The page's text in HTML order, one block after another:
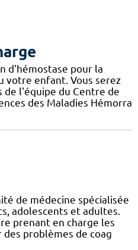
d'hémostase pour la
votre enfant. Vous serez
de l'équipe du Centre de
des Maladies Hémorra
de médecine spécialisée
adolescents et adultes.
prenant en charge les
problèmes de coag